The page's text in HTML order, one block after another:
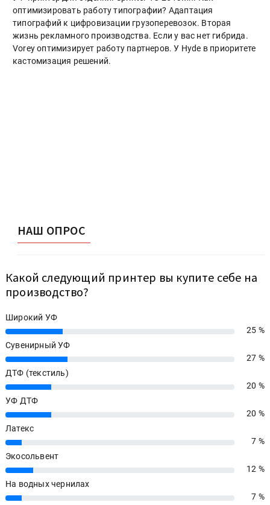
оптимизировать работу типографии? Адаптация
типографий к цифровизации грузоперевозок. Вторая
жизнь рекламного производства. Если у вас нет гибрида.
Vorey оптимизирует работу партнеров. У Hyde в приоритете
кастомизация решений.
НАШ ОПРОС
Какой следующий принтер вы купите себе на
производство?
Широкий УФ
25%
25 %
Сувенирный УФ
27%
27 %
ДТФ (текстиль)
20%
20 %
УФ ДТФ
20%
20 %
Латекс
7%
7 %
Экосольвент
12%
12 %
На водных чернилах
7%
7 %